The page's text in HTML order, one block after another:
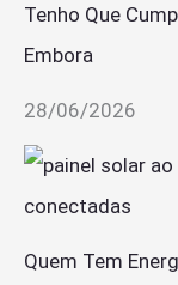
Tenho Que
Embora
28/06/2026
Quem Tem